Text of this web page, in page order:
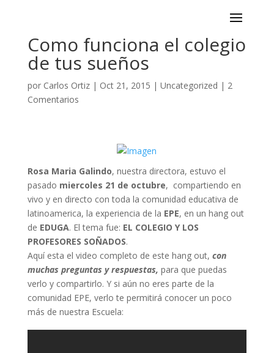
Como funciona el colegio
de tus sueños
por Carlos Ortiz| Oct 21, 2015 | Uncategorized | 2
Comentarios
Rosa Maria Galindo, nuestra directora, estuvo el
pasado miercoles 21 de octubre, compartiendo ​en
vivo y en directo con toda la comunidad educativa de
latinoamerica, la experiencia de la EPE, en un hang out
de EDUGA. El tema fue: EL COLEGIO Y LOS
PROFESORES SOÑADOS.
Aquí esta el video completo de este hang out, con
muchas preguntas y respuestas, para que puedas
verlo y compartirlo. Y si aún no eres parte de la
comunidad EPE, verlo te permitirá conocer un poco
más de nuestra Escuela: